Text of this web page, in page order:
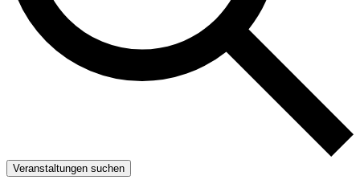
Veranstaltungen suchen